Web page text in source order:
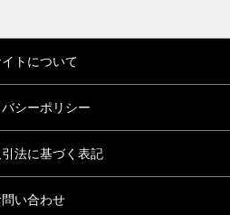
トについて
シーポリシー
法に基づく表記
問い合わせ